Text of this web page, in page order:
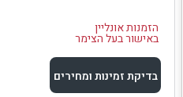
הזמנות אונליין
באישור בעל הצימר
בדיקת זמינות ומחירים